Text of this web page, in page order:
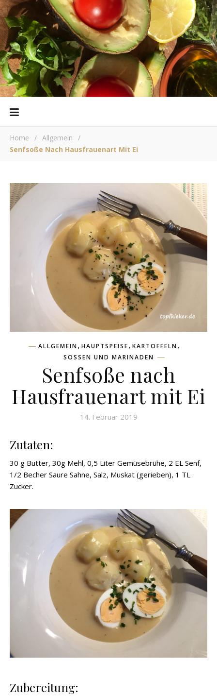
Home / Allgemein
/
Senfsoße Nach Hausfrauenart Mit Ei
ALLGEMEIN, HAUPTSPEISE, KARTOFFELN,
SOSSEN UND MARINADEN
Senfsoße nach
Hausfrauenart mit Ei
14. Februar 2019
Zutaten:
30 g Butter, 30g Mehl, 0,5 Liter Gemüsebrühe, 2 EL Senf,
1/2 Becher Saure Sahne, Salz, Muskat (gerieben), 1 TL
Zucker.
Zubereitung: